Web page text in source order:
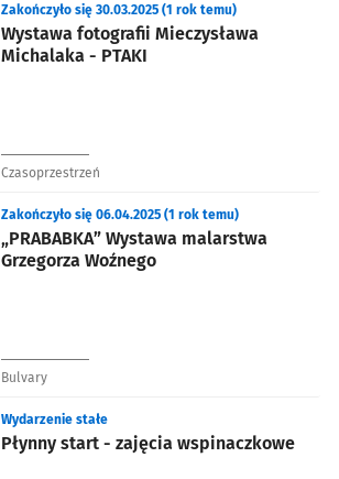
Wystawa fotografii Mieczysława
Michalaka - PTAKI
Zakończyło się 30.03.2025 (1 rok temu)
Czasoprzestrzeń
„PRABABKA” Wystawa malarstwa
Grzegorza Woźnego
Zakończyło się 06.04.2025 (1 rok temu)
Bulvary
Płynny start - zajęcia wspinaczkowe
Wydarzenie stałe